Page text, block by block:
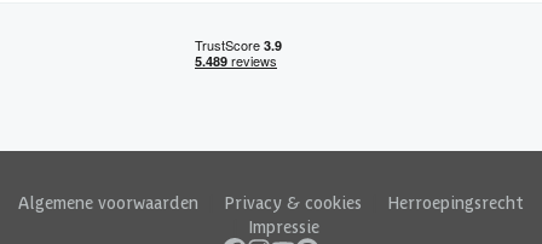
Algemene voorwaarden Privacy & cookies
Herroepingsrecht
Impressie